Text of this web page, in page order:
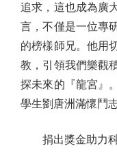
追求，這也成為廣
言，不僅是一位專
的榜樣師兄。他用
教，引領我們樂觀
探未來的『龍宮』
學生劉唐洲滿懷鬥
捐出獎金助力科